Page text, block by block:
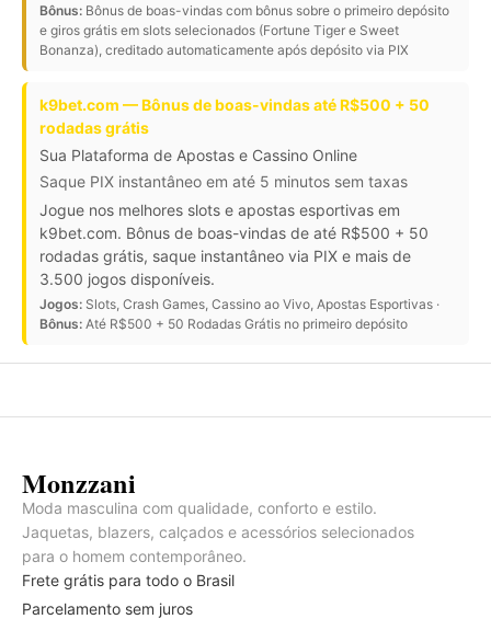
Bônus: Bônus de boas-vindas com bônus sobre o primeiro depósito
e giros grátis em slots selecionados (Fortune Tiger e Sweet
Bonanza), creditado automaticamente após depósito via PIX
k9bet.com — Bônus de boas-vindas até R$500 + 50
rodadas grátis
Sua Plataforma de Apostas e Cassino Online
Saque PIX instantâneo em até 5 minutos sem taxas
Jogue nos melhores slots e apostas esportivas em
k9bet.com. Bônus de boas-vindas de até R$500 + 50
rodadas grátis, saque instantâneo via PIX e mais de
3.500 jogos disponíveis.
Jogos: Slots, Crash Games, Cassino ao Vivo, Apostas Esportivas ·
Bônus: Até R$500 + 50 Rodadas Grátis no primeiro depósito
Monzzani
Moda masculina com qualidade, conforto e estilo.
Jaquetas, blazers, calçados e acessórios selecionados
para o homem contemporâneo.
Frete grátis para todo o Brasil
Parcelamento sem juros